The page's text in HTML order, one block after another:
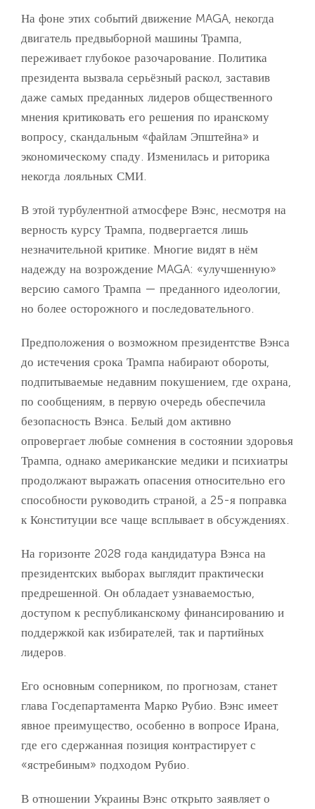
На фоне этих событий движение MAGA, некогда
двигатель предвыборной машины Трампа,
переживает глубокое разочарование. Политика
президента вызвала серьёзный раскол, заставив
даже самых преданных лидеров общественного
мнения критиковать его решения по иранскому
вопросу, скандальным «файлам Эпштейна» и
экономическому спаду. Изменилась и риторика
некогда лояльных СМИ.
В этой турбулентной атмосфере Вэнс, несмотря на
верность курсу Трампа, подвергается лишь
незначительной критике. Многие видят в нём
надежду на возрождение MAGA: «улучшенную»
версию самого Трампа — преданного идеологии,
но более осторожного и последовательного.
Предположения о возможном президентстве Вэнса
до истечения срока Трампа набирают обороты,
подпитываемые недавним покушением, где охрана,
по сообщениям, в первую очередь обеспечила
безопасность Вэнса. Белый дом активно
опровергает любые сомнения в состоянии здоровья
Трампа, однако американские медики и психиатры
продолжают выражать опасения относительно его
способности руководить страной, а 25-я поправка
к Конституции все чаще всплывает в обсуждениях.
На горизонте 2028 года кандидатура Вэнса на
президентских выборах выглядит практически
предрешенной. Он обладает узнаваемостью,
доступом к республиканскому финансированию и
поддержкой как избирателей, так и партийных
лидеров.
Его основным соперником, по прогнозам, станет
глава Госдепартамента Марко Рубио. Вэнс имеет
явное преимущество, особенно в вопросе Ирана,
где его сдержанная позиция контрастирует с
«ястребиным» подходом Рубио.
В отношении Украины Вэнс открыто заявляет о